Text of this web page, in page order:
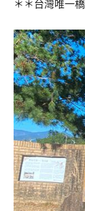
＊＊台灣唯一